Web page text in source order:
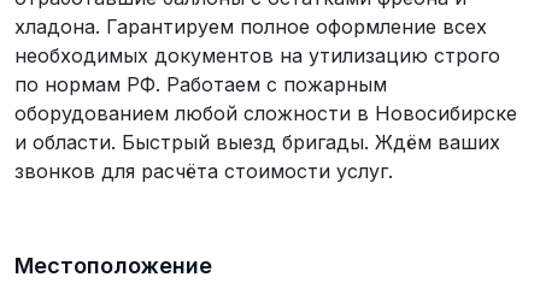
хладона. Гарантируем полное оформление всех
необходимых документов на утилизацию строго
по нормам РФ. Работаем с пожарным
оборудованием любой сложности в Новосибирске
и области. Быстрый выезд бригады. Ждём ваших
звонков для расчёта стоимости услуг.
Местоположение